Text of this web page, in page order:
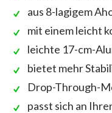
aus 8-lagigem
mit einem leicht
leichte 17-cm-
bietet mehr
Drop-Through-
passt sich an